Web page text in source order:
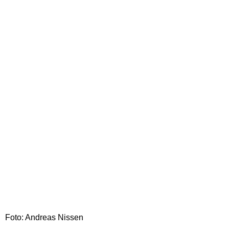
Foto: Andreas Nissen